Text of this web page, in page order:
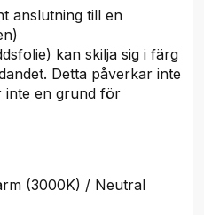
anslutning till en
kan skilja sig i färg
Detta påverkar inte
inte en grund för
(3000K) / Neutral